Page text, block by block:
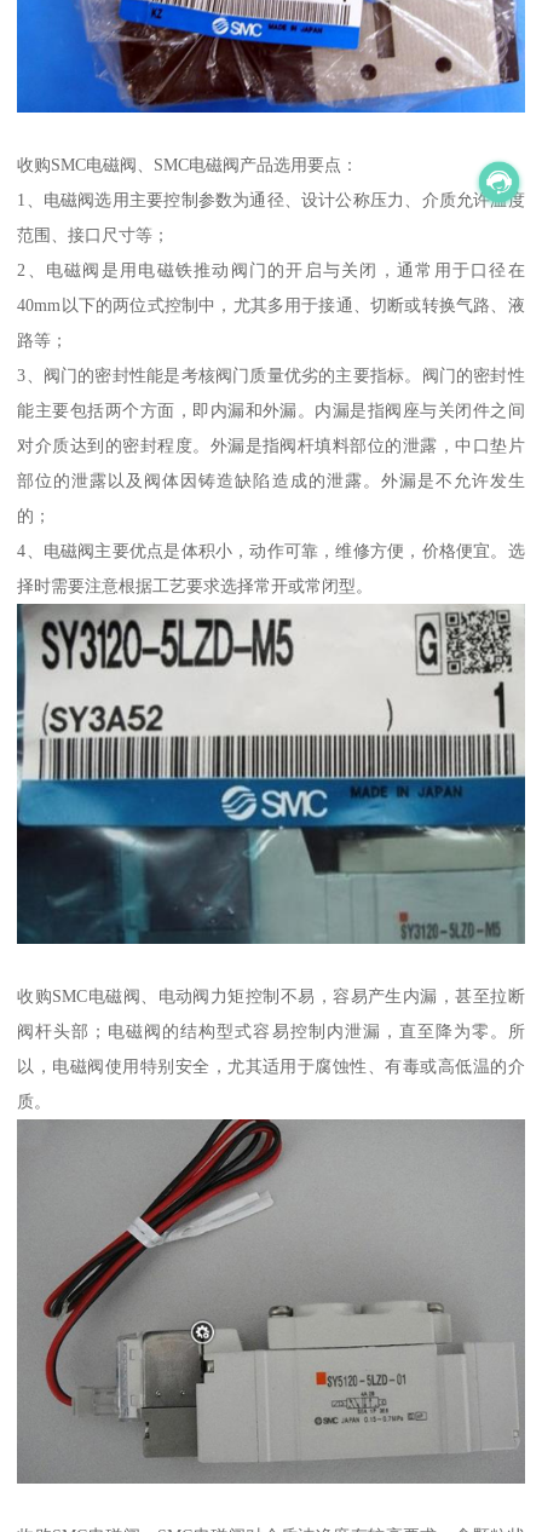
收购SMC电磁阀、SMC电磁阀产品选用要点：
1、电磁阀选用主要控制参数为通径、设计公称压力、介质允许温度
范围、接口尺寸等；
2、电磁阀是用电磁铁推动阀门的开启与关闭，通常用于口径在
40mm以下的两位式控制中，尤其多用于接通、切断或转换气路、液
路等；
3、阀门的密封性能是考核阀门质量优劣的主要指标。阀门的密封性
能主要包括两个方面，即内漏和外漏。内漏是指阀座与关闭件之间
对介质达到的密封程度。外漏是指阀杆填料部位的泄露，中口垫片
部位的泄露以及阀体因铸造缺陷造成的泄露。外漏是不允许发生
的；
4、电磁阀主要优点是体积小，动作可靠，维修方便，价格便宜。选
择时需要注意根据工艺要求选择常开或常闭型。
收购SMC电磁阀、电动阀力矩控制不易，容易产生内漏，甚至拉断
阀杆头部；电磁阀的结构型式容易控制内泄漏，直至降为零。所
以，电磁阀使用特别安全，尤其适用于腐蚀性、有毒或高低温的介
质。